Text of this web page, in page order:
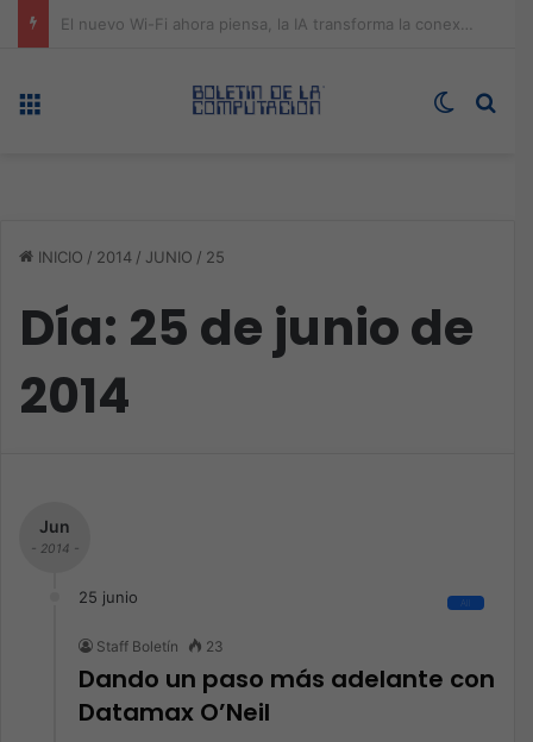
ASUS redefine la productividad y el gaming con la experiencia Duo
Switch
INICIO / 2014 / JUNIO / 25
Día: 25 de junio de
2014
Jun
- 2014 -
25 junio All
Staff Boletín 23
Dando un paso más adelante con
Datamax O’Neil